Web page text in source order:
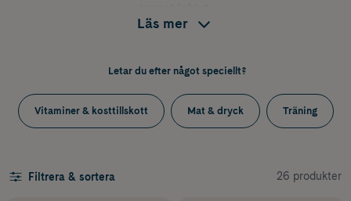
tempot är högt.
Olika träningspass kräver olika energi. För kortare pass räcker ofta
vatten, medan längre rundor kan kräva regelbunden påfyllning.
Läs mer
Letar du efter något speciellt?
Vitaminer & kosttillskott Mat & dryck Träning
Filtrera & sortera 26 produkter